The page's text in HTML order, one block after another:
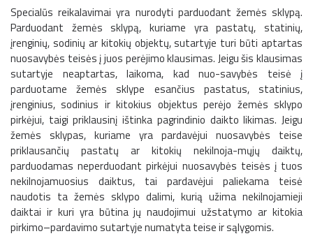
Specialūs reikalavimai yra nurodyti parduodant žemės sklypą.
Parduodant žemės sklypą, kuriame yra pastatų, statinių,
įrenginių, sodinių ar kitokių objektų, sutartyje turi būti aptartas
nuosavybės teisės į juos perėjimo klausimas. Jeigu šis klausimas
sutartyje neaptartas, laikoma, kad nuo-savybės teisė į
parduotame žemės sklype esančius pastatus, statinius,
įrenginius, sodinius ir kitokius objektus perėjo žemės sklypo
pirkėjui, taigi priklausinį ištinka pagrindinio daikto likimas. Jeigu
žemės sklypas, kuriame yra pardavėjui nuosavybės teise
priklausančių pastatų ar kitokių nekilnoja-mųjų daiktų,
parduodamas neperduodant pirkėjui nuosavybės teisės į tuos
nekilnojamuosius daiktus, tai pardavėjui paliekama teisė
naudotis ta žemės sklypo dalimi, kurią užima nekilnojamieji
daiktai ir kuri yra būtina jų naudojimui užstatymo ar kitokia
pirkimo–pardavimo sutartyje numatyta teise ir sąlygomis.